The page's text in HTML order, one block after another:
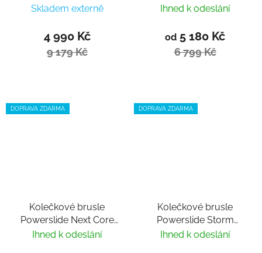
Trinity
Skladem externě
4 990 Kč
9 179 Kč
Black 100 Trinity 2024
Ihned k odeslání
od 5 180 Kč
6 799 Kč
DOPRAVA ZDARMA
Kolečkové brusle
Powerslide Next Core
Black 90 Trinity 2024
Ihned k odeslání
DOPRAVA ZDARMA
Kolečkové brusle
Powerslide Storm
Mango 80
Ihned k odeslání